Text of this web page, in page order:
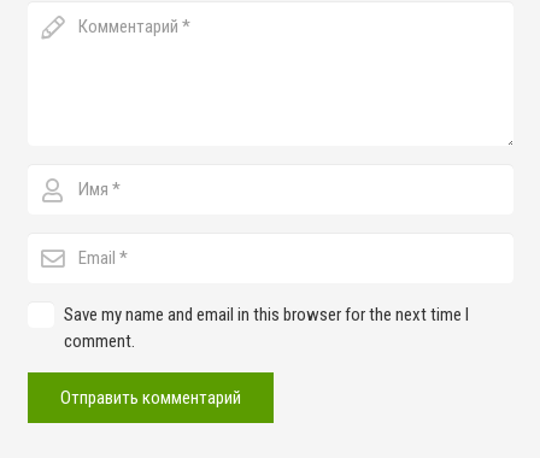
Save my name and email in this browser for the next time I
comment.
Отправить комментарий